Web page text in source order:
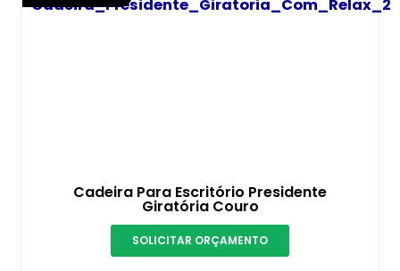
Cadeira Para Escritório Presidente
Giratória Couro
SOLICITAR ORÇAMENTO